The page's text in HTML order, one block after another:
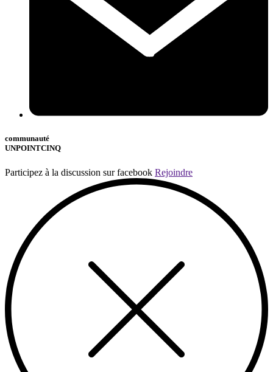
communauté
UNPOINTCINQ
Participez à la discussion sur facebook Rejoindre